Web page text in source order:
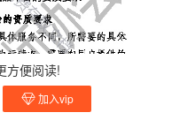
方便阅读!
加入vip